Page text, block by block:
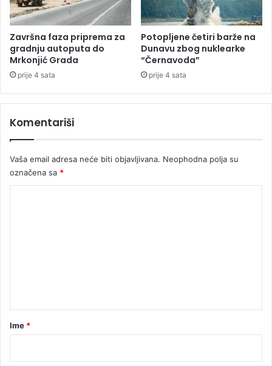
e
m
o
ž
a
l
u
Završna faza priprema za
gradnju autoputa do
Mrkonjić Grada
prije 4 sata
Potopljene četiri barže na
Dunavu zbog nuklearke
“Černavoda”
prije 4 sata
Komentariši
Vaša email adresa neće biti objavljivana. Neophodna polja su
označena sa *
rIme *